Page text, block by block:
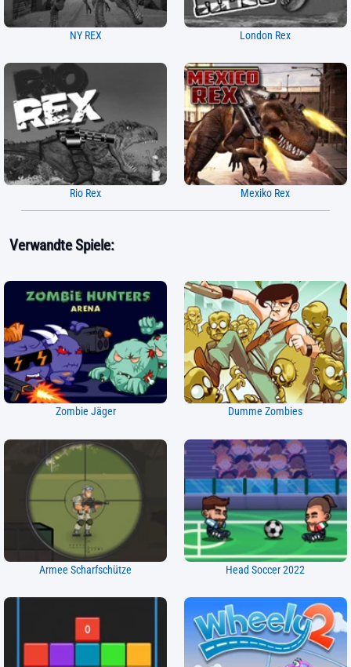
NY REX London Rex
Rio Rex Mexiko Rex
Verwandte Spiele:
Zombie Jäger Dumme Zombies
Armee Scharfschütze Head Soccer 2022